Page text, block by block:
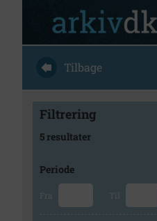
Tilbage
Filtrering
5 resultater
Periode
Fra Til